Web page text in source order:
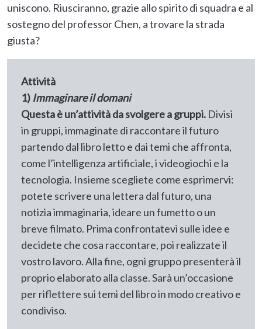
uniscono. Riusciranno, grazie allo spirito di squadra e al
sostegno del professor Chen, a trovare la strada
giusta?
Attività
1) Immaginare il domani
Questa è un’attività da svolgere a gruppi. Divisi
in gruppi, immaginate di raccontare il futuro
partendo dal libro letto e dai temi che affronta,
come l’intelligenza artificiale, i videogiochi e la
tecnologia. Insieme scegliete come esprimervi:
potete scrivere una lettera dal futuro, una
notizia immaginaria, ideare un fumetto o un
breve filmato. Prima confrontatevi sulle idee e
decidete che cosa raccontare, poi realizzate il
vostro lavoro. Alla fine, ogni gruppo presenterà il
proprio elaborato alla classe. Sarà un’occasione
per riflettere sui temi del libro in modo creativo e
condiviso.